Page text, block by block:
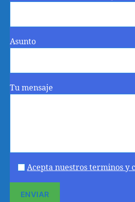
Asunto
Tu mensaje
Acepta nuestros terminos y